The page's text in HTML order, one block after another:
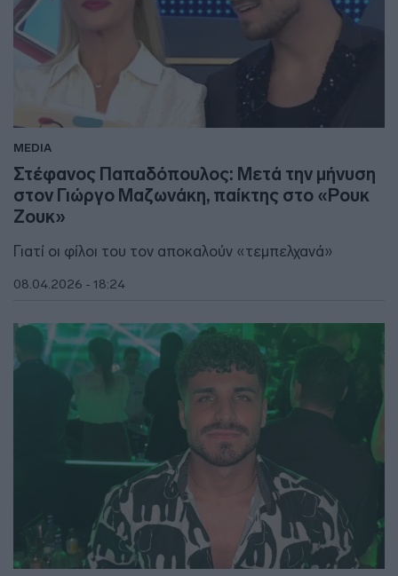
MEDIA
Στέφανος Παπαδόπουλος: Μετά την μήνυση
στον Γιώργο Μαζωνάκη, παίκτης στο «Ρουκ
Ζουκ»
Γιατί οι φίλοι του τον αποκαλούν «τεμπελχανά»
08.04.2026 - 18:24